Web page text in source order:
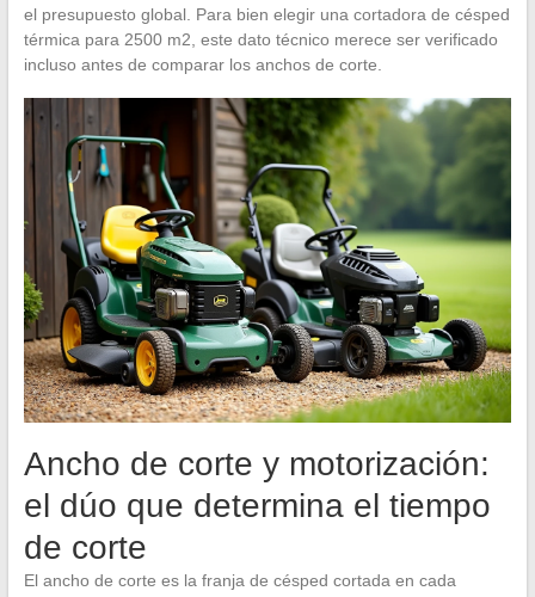
el presupuesto global. Para bien elegir una cortadora de césped
térmica para 2500 m2, este dato técnico merece ser verificado
incluso antes de comparar los anchos de corte.
Ancho de corte y motorización:
el dúo que determina el tiempo
de corte
El ancho de corte es la franja de césped cortada en cada